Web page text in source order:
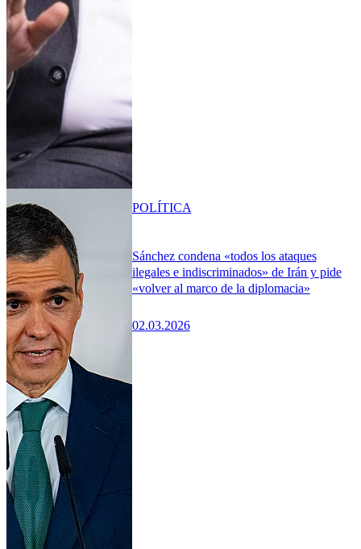
Sánchez condena «todos los ataques
ilegales e indiscriminados» de Irán y pide
«volver al marco de la diplomacia»
02.03.2026
POLÍTICA